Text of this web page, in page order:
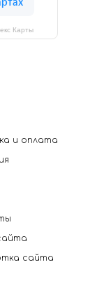
Карты
и оплата
сайта